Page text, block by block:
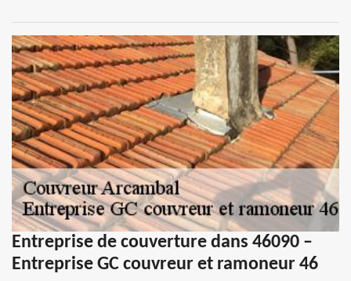
Entreprise de couverture dans 46090 –
Entreprise GC couvreur et ramoneur 46